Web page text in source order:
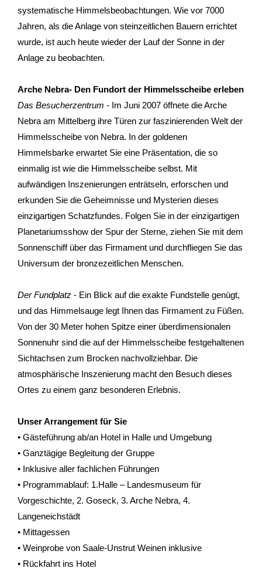
- Weihnachtsangebote
Gutscheine & Geschenke
- Gutschein
- Geschenksets
Über StattReisen
- Philosophie
- Inhaberin
- Kontakt
- Häufige Fragen
- Feedback
systematische Himmelsbeobachtungen. Wie vor 7000
Jahren, als die Anlage von steinzeitlichen Bauern errichtet
wurde, ist auch heute wieder der Lauf der Sonne in der
Anlage zu beobachten.
Arche Nebra- Den Fundort der Himmelsscheibe erleben
Das Besucherzentrum - Im Juni 2007 öffnete die Arche
Nebra am Mittelberg ihre Türen zur faszinierenden Welt der
Himmelsscheibe von Nebra. In der goldenen
Himmelsbarke erwartet Sie eine Präsentation, die so
einmalig ist wie die Himmelsscheibe selbst. Mit
aufwändigen Inszenierungen enträtseln, erforschen und
erkunden Sie die Geheimnisse und Mysterien dieses
einzigartigen Schatzfundes. Folgen Sie in der einzigartigen
Planetariumsshow der Spur der Sterne, ziehen Sie mit dem
Sonnenschiff über das Firmament und durchfliegen Sie das
Universum der bronzezeitlichen Menschen.
Der Fundplatz - Ein Blick auf die exakte Fundstelle genügt,
und das Himmelsauge legt Ihnen das Firmament zu Füßen.
Von der 30 Meter hohen Spitze einer überdimensionalen
Sonnenuhr sind die auf der Himmelsscheibe festgehaltenen
Sichtachsen zum Brocken nachvollziehbar. Die
atmosphärische Inszenierung macht den Besuch dieses
Ortes zu einem ganz besonderen Erlebnis.
Unser Arrangement für Sie
• Gästeführung ab/an Hotel in Halle und Umgebung
• Ganztägige Begleitung der Gruppe
• Inklusive aller fachlichen Führungen
• Programmablauf: 1.Halle – Landesmuseum für
Vorgeschichte, 2. Goseck, 3. Arche Nebra, 4.
Langeneichstädt
• Mittagessen
• Weinprobe von Saale-Unstrut Weinen inklusive
• Rückfahrt ins Hotel